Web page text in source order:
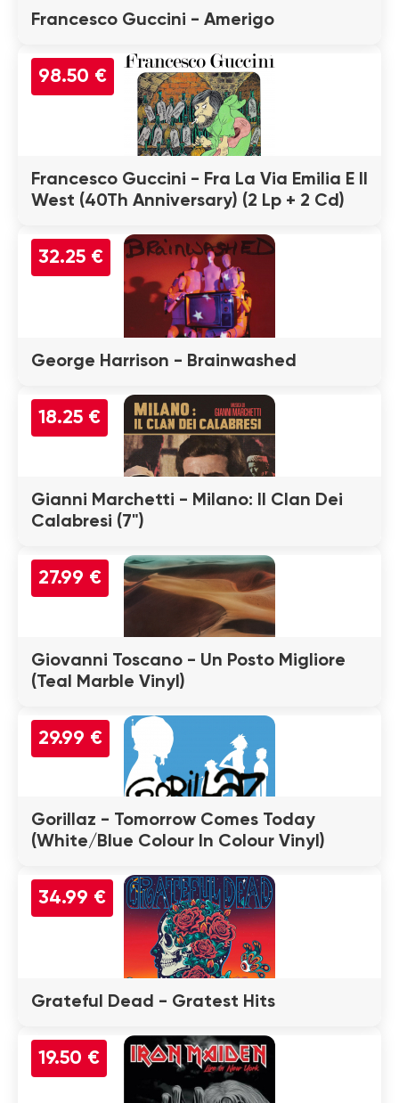
Francesco Guccini - Amerigo
98.50 €
Francesco Guccini - Fra La Via Emilia E Il
West (40Th Anniversary) (2 Lp + 2 Cd)
32.25 €
George Harrison - Brainwashed
18.25 €
Gianni Marchetti - Milano: Il Clan Dei
Calabresi (7")
27.99 €
Giovanni Toscano - Un Posto Migliore
(Teal Marble Vinyl)
29.99 €
Gorillaz - Tomorrow Comes Today
(White/Blue Colour In Colour Vinyl)
34.99 €
Grateful Dead - Gratest Hits
19.50 €